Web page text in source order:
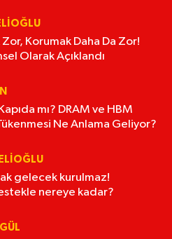
Korumak Daha Da Zor!
Olarak Açıklandı
mı? DRAM ve HBM
Ne Anlama Geliyor?
gelecek kurulmaz!
nereye kadar?